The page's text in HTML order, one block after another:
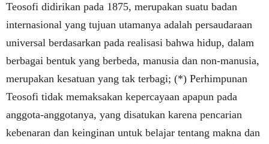
Teosofi didirikan pada 1875, merupakan suatu badan
internasional yang tujuan utamanya adalah persaudaraan
universal berdasarkan pada realisasi bahwa hidup, dalam
berbagai bentuk yang berbeda, manusia dan non-manusia,
merupakan kesatuan yang tak terbagi; (*) Perhimpunan
Teosofi tidak memaksakan kepercayaan apapun pada
anggota-anggotanya, yang disatukan karena pencarian
kebenaran dan keinginan untuk belajar tentang makna dan